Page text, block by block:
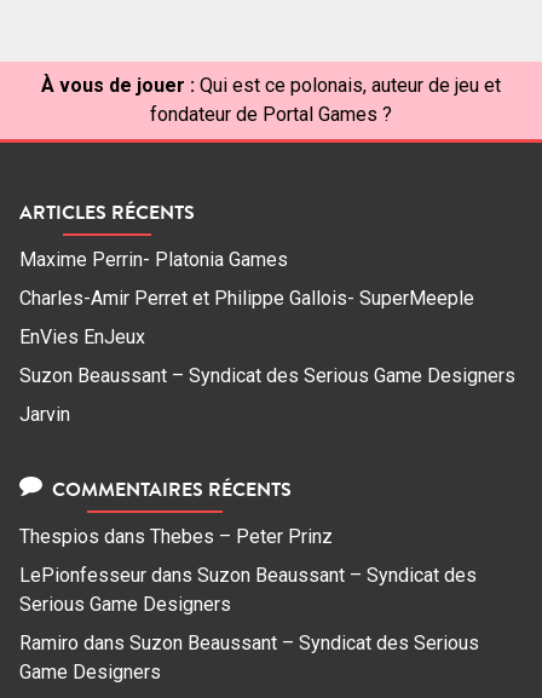
À vous de jouer : Qui est ce polonais, auteur de jeu et
fondateur de Portal Games ?
ARTICLES RÉCENTS
Maxime Perrin- Platonia Games
Charles-Amir Perret et Philippe Gallois- SuperMeeple
EnVies EnJeux
Suzon Beaussant – Syndicat des Serious Game Designers
Jarvin
COMMENTAIRES RÉCENTS
Thespios dans Thebes – Peter Prinz
LePionfesseur dans Suzon Beaussant – Syndicat des
Serious Game Designers
Ramiro dans Suzon Beaussant – Syndicat des Serious
Game Designers